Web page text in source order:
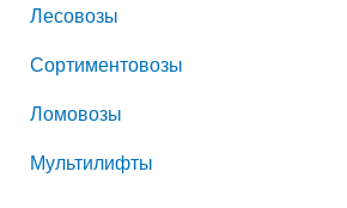
Лесовозы
Сортиментовозы
Ломовозы
Мультилифты